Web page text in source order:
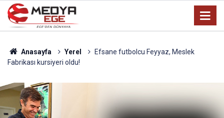
Anasayfa Yerel
Efsane futbolcu Feyyaz, Meslek
Fabrikası kursiyeri oldu!